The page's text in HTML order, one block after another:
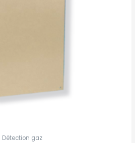
Détection gaz